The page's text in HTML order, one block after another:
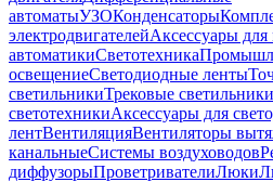
автоматыУЗОКонденсаторы
электродвигателейАксессуары для
автоматикиСветотехника
освещениеСветодиодные ленты
светильникиТрековые светильники
светотехникиАксессуары для
лентВентиляцияВентиляторы
канальныеСистемы воздуховодов
диффузорыПроветривателиЛюки